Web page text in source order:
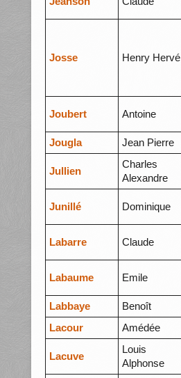
Josse Henry Hervé
Joubert Antoine
Jougla Jean Pierre
Jullien
Charles
Alexandre
Junillé Dominique
Labarre Claude
Labaume Emile
Labbaye Benoît
Lacour
Amédée
Lacuve
Louis
Alphonse